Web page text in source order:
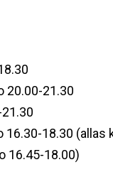
20.00-21.30
18.30 (allas
16.45-18.00)